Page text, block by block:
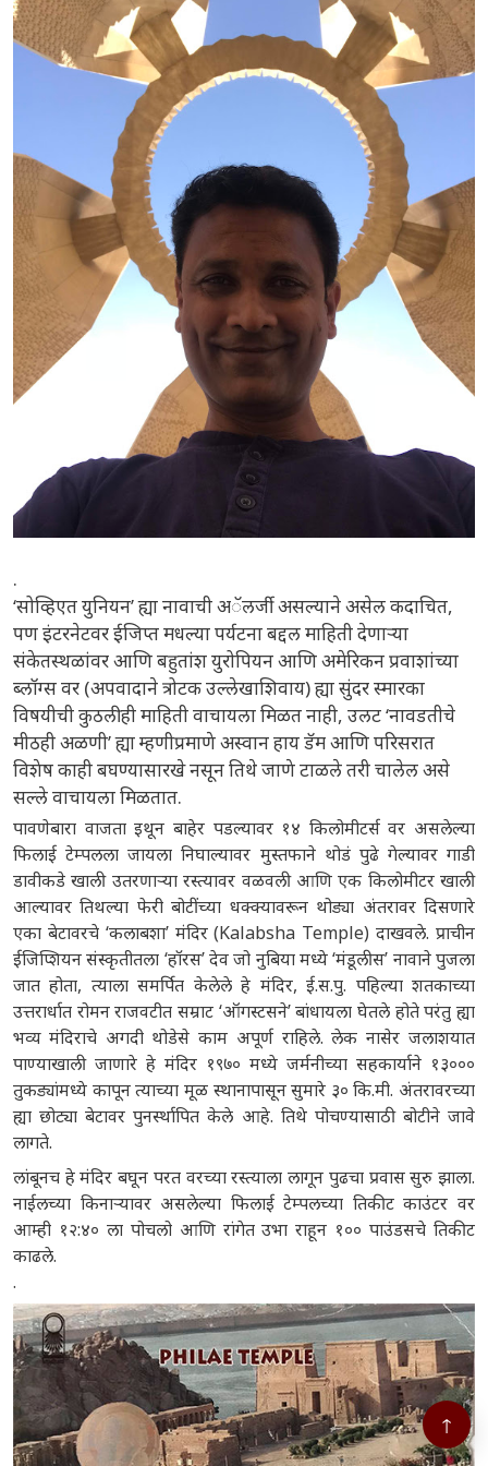
.
‘सोव्हिएत युनियन’ ह्या नावाची अॅलर्जी असल्याने असेल कदाचित,
पण इंटरनेटवर ईजिप्त मधल्या पर्यटना बद्दल माहिती देणाऱ्या
संकेतस्थळांवर आणि बहुतांश युरोपियन आणि अमेरिकन प्रवाशांच्या
ब्लॉग्स वर (अपवादाने त्रोटक उल्लेखाशिवाय) ह्या सुंदर स्मारका
विषयीची कुठलीही माहिती वाचायला मिळत नाही, उलट ‘नावडतीचे
मीठही अळणी’ ह्या म्हणीप्रमाणे अस्वान हाय डॅम आणि परिसरात
विशेष काही बघण्यासारखे नसून तिथे जाणे टाळले तरी चालेल असे
सल्ले वाचायला मिळतात.
पावणेबारा वाजता इथून बाहेर पडल्यावर १४ किलोमीटर्स वर असलेल्या
फिलाई टेम्पलला जायला निघाल्यावर मुस्तफाने थोडं पुढे गेल्यावर गाडी
डावीकडे खाली उतरणाऱ्या रस्त्यावर वळवली आणि एक किलोमीटर खाली
आल्यावर तिथल्या फेरी बोटींच्या धक्क्यावरून थोड्या अंतरावर दिसणारे
एका बेटावरचे ‘कलाबशा’ मंदिर (Kalabsha Temple) दाखवले. प्राचीन
ईजिप्शियन संस्कृतीतला ‘हॉरस’ देव जो नुबिया मध्ये ‘मंडूलीस’ नावाने पुजला
जात होता, त्याला समर्पित केलेले हे मंदिर, ई.स.पु. पहिल्या शतकाच्या
उत्तरार्धात रोमन राजवटीत सम्राट ‘ऑगस्टसने’ बांधायला घेतले होते परंतु ह्या
भव्य मंदिराचे अगदी थोडेसे काम अपूर्ण राहिले. लेक नासेर जलाशयात
पाण्याखाली जाणारे हे मंदिर १९७० मध्ये जर्मनीच्या सहकार्याने १३०००
तुकड्यांमध्ये कापून त्याच्या मूळ स्थानापासून सुमारे ३० कि.मी. अंतरावरच्या
ह्या छोट्या बेटावर पुनर्स्थापित केले आहे. तिथे पोचण्यासाठी बोटीने जावे
लागते.
लांबूनच हे मंदिर बघून परत वरच्या रस्त्याला लागून पुढचा प्रवास सुरु झाला.
नाईलच्या किनाऱ्यावर असलेल्या फिलाई टेम्पलच्या तिकीट काउंटर वर
आम्ही १२:४० ला पोचलो आणि रांगेत उभा राहून १०० पाउंडसचे तिकीट
काढले.
.
↑